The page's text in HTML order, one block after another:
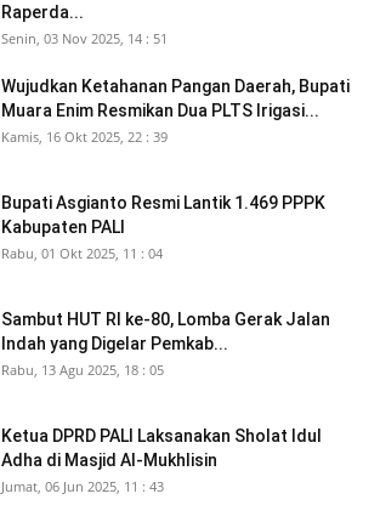
Raperda...
Senin, 03 Nov 2025, 14 : 51
Wujudkan Ketahanan Pangan Daerah, Bupati
Muara Enim Resmikan Dua PLTS Irigasi...
Kamis, 16 Okt 2025, 22 : 39
Bupati Asgianto Resmi Lantik 1.469 PPPK
Kabupaten PALI
Rabu, 01 Okt 2025, 11 : 04
Sambut HUT RI ke-80, Lomba Gerak Jalan
Indah yang Digelar Pemkab...
Rabu, 13 Agu 2025, 18 : 05
Ketua DPRD PALI Laksanakan Sholat Idul
Adha di Masjid Al-Mukhlisin
Jumat, 06 Jun 2025, 11 : 43